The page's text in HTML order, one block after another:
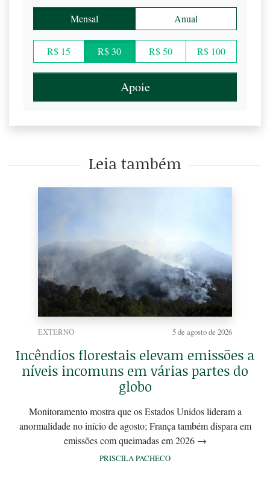
Mensal Anual
R$ 15 R$ 30 R$ 50 R$ 100
Apoie
Leia também
EXTERNO 5 de agosto de 2026
Incêndios florestais elevam emissões a
níveis incomuns em várias partes do
globo
Monitoramento mostra que os Estados Unidos lideram a
anormalidade no início de agosto; França também dispara em
emissões com queimadas em 2026 →
PRISCILA PACHECO